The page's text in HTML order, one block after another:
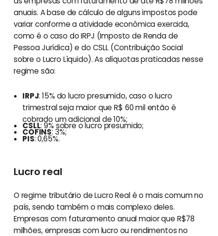
anuais. A base de cálculo de alguns impostos pode
variar conforme a atividade econômica exercida,
como é o caso do IRPJ (Imposto de Renda de
Pessoa Jurídica) e do CSLL (Contribuição Social
sobre o Lucro Líquido). As alíquotas praticadas nesse
regime são:
IRPJ: 15% do lucro presumido, caso o lucro
trimestral seja maior que R$ 60 mil então é
cobrado um adicional de 10%;
CSLL: 9% sobre o lucro presumido;
COFINS: 3%;
PIS: 0,65%.
Lucro real
O regime tributário de Lucro Real é o mais comum no
país, sendo também o mais complexo deles.
Empresas com faturamento anual maior que R$78
milhões, empresas com lucro ou rendimentos no